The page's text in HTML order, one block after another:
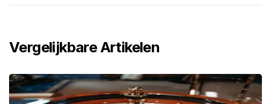
Vergelijkbare Artikelen